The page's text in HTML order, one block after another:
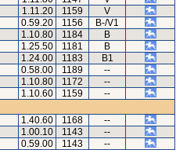
1.11.20 1159
V
0.59.20 1156
B-/V1
1.10.80 1184
B
1.25.50 1181
B
1.24.00 1183
B1
0.58.00 1189
--
1.10.80 1172
--
1.10.60 1159
--
1.40.60 1168
--
1.00.10 1143
--
0.59.00 1143 --